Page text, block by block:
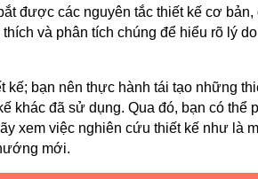
được các nguyên tắc thiết kế cơ
và phân tích chúng để hiểu rõ lý
bạn nên thực hành tái tạo những
khác đã sử dụng. Qua đó, bạn có thể
xem việc nghiên cứu thiết kế như là
mới.